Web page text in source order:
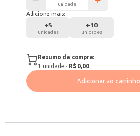
unidade
Adicione mais:
+5
unidades
+10
unidades
Resumo da compra:
1 unidade · R$ 0,00
Adicionar ao carrinho